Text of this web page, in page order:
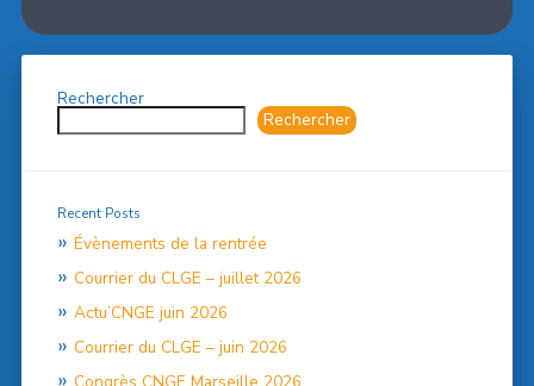
Rechercher
Rechercher
Recent Posts
Évènements de la rentrée
Courrier du CLGE – juillet 2026
Actu’CNGE juin 2026
Courrier du CLGE – juin 2026